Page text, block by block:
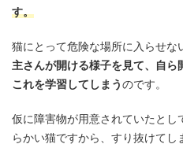
す。
猫にとって危険な場所に入らせな
主さんが開ける様子を見て、自ら
これを学習してしまうのです。
仮に障害物が用意されていたとし
らかい猫ですから、すり抜けてし